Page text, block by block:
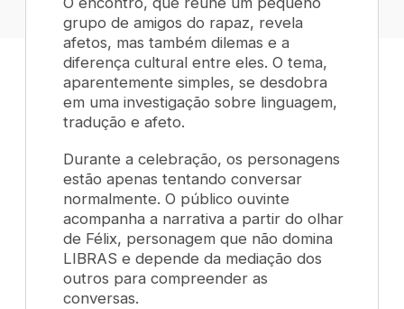
grupo de amigos do rapaz, revela
afetos, mas também dilemas e a
diferença cultural entre eles. O tema,
aparentemente simples, se desdobra
em uma investigação sobre linguagem,
tradução e afeto.
Durante a celebração, os personagens
estão apenas tentando conversar
normalmente. O público ouvinte
acompanha a narrativa a partir do olhar
de Félix, personagem que não domina
LIBRAS e depende da mediação dos
outros para compreender as
conversas.